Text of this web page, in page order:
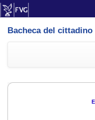
Bacheca del